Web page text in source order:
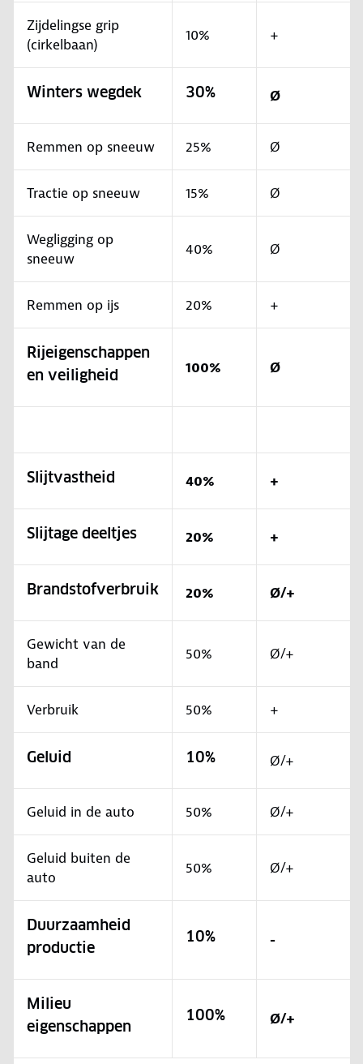
Zijdelingse grip
(cirkelbaan)
10% +
Winters wegdek 30% Ø
Remmen op sneeuw 25% Ø
Tractie op sneeuw 15% Ø
Wegligging op
sneeuw
40% Ø
Remmen op ijs 20% +
Rijeigenschappen
en veiligheid
100% Ø
Slijtvastheid 40% +
Slijtage deeltjes 20% +
Brandstofverbruik 20% Ø/+
Gewicht van de
band
50% Ø/+
Verbruik 50% +
Geluid 10% Ø/+
Geluid in de auto 50% Ø/+
Geluid buiten de
auto
50% Ø/+
Duurzaamheid
productie
10% -
Milieu
eigenschappen
100% Ø/+